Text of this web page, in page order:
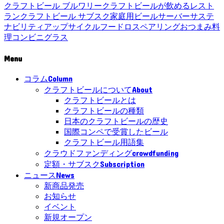
クラフトビール ブルワリークラフトビールが飲めるレスト
ランクラフトビール サブスク家庭用ビールサーバーサステ
ナビリティ アップサイクルフードロスペアリングおつまみ料
理コンビニグラス
Menu
コラムColumn
クラフトビールについてAbout
クラフトビールとは
クラフトビールの種類
日本のクラフトビールの歴史
国際コンペで受賞したビール
クラフトビール用語集
クラウドファンディングcrowdfunding
定額・サブスクSubscription
ニュースNews
新商品発売
お知らせ
イベント
新規オープン